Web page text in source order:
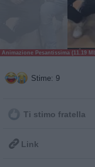
Animazione Pesantissima (11.19
Stime: 9
Ti stimo fratella
 Link